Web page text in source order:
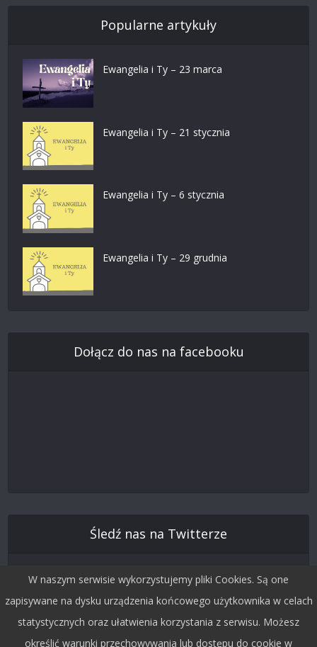
Popularne artykuły
Ewangelia i Ty – 23 marca
Ewangelia i Ty – 21 stycznia
Ewangelia i Ty – 6 stycznia
Ewangelia i Ty – 29 grudnia
Dołącz do nas na facebooku
Śledź nas na Twitterze
W naszym serwisie wykorzystujemy pliki Cookies. Są one
zapisywane na dysku urządzenia końcowego użytkownika w celach
statystycznych oraz ułatwienia korzystania z serwisu. Możesz
określić warunki przechowywania lub dostępu do cookie w